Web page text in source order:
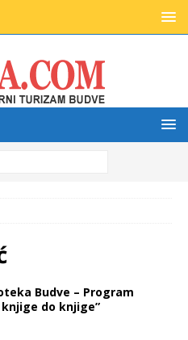
Budve – Program
do knjige”